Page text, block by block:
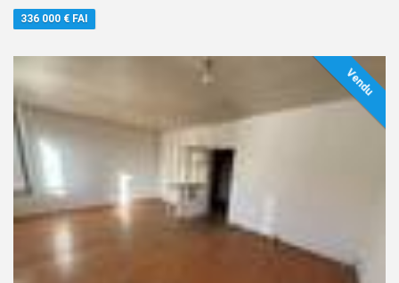
336 000 € FAI
Vendu